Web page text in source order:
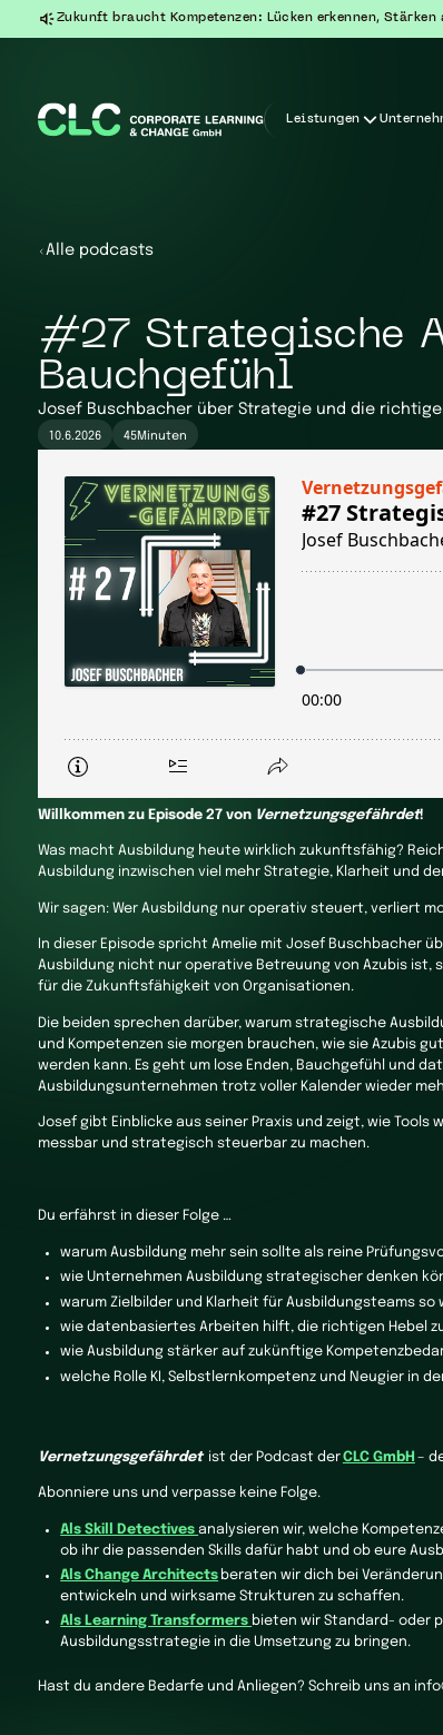
Zukunft braucht Kompetenzen: Lücken erkennen, Stärken
Leistungen
Alle podcasts
#27 Strategische
Bauchgefühl
Josef Buschbacher über Strategie und die
10.6.2026 45Minuten
Willkommen zu Episode 27 von Vernetzungsgefährdet!
Was macht Ausbildung heute wirklich zukunftsfähig?
Ausbildung inzwischen viel mehr Strategie, Klarheit und
Wir sagen: Wer Ausbildung nur operativ steuert, verliert
In dieser Episode spricht Amelie mit Josef Buschbacher
Ausbildung nicht nur operative Betreuung von Azubis ist,
für die Zukunftsfähigkeit von Organisationen.
Die beiden sprechen darüber, warum strategische
und Kompetenzen sie morgen brauchen, wie sie Azubis
werden kann. Es geht um lose Enden, Bauchgefühl und
Ausbildungsunternehmen trotz voller Kalender wieder
Josef gibt Einblicke aus seiner Praxis und zeigt, wie
messbar und strategisch steuerbar zu machen.
Du erfährst in dieser Folge …
warum Ausbildung mehr sein sollte als reine
wie Unternehmen Ausbildung strategischer denken
warum Zielbilder und Klarheit für Ausbildungsteams so
wie datenbasiertes Arbeiten hilft, die richtigen Hebel
wie Ausbildung stärker auf zukünftige
welche Rolle KI, Selbstlernkompetenz und Neugier in
Vernetzungsgefährdet ist der Podcast derCLC GmbH –
Abonniere uns und verpasse keine Folge.
Als Skill Detectivesanalysieren wir, welche
ob ihr die passenden Skills dafür habt und ob eure
Als Change Architects beraten wir dich bei
entwickeln und wirksame Strukturen zu schaffen.
Als Learning Transformers bieten wir Standard- oder
Ausbildungsstrategie in die Umsetzung zu bringen.
Hast du andere Bedarfe und Anliegen? Schreib uns an